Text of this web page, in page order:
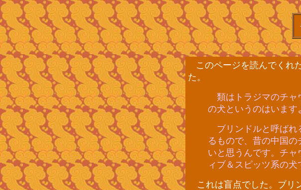
このページを読んでくれ
た。
類はトラジマのチャ
の犬というのはいます
ブリンドルと呼ばれ
るもので、昔の中国
いと思うんです。チ
ィブ＆スピッツ系の犬
これは盲点でした。ブリ